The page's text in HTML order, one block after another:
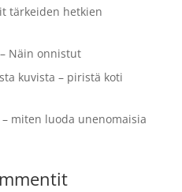
tärkeiden hetkien
Näin onnistut
kuvista – piristä koti
miten luoda unenomaisia